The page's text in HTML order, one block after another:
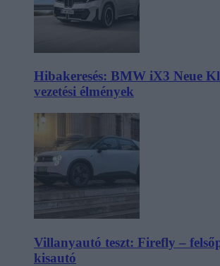
Hibakeresés: BMW iX3 Neue
vezetési élmények
Villanyautó teszt: Firefly –
kisautó